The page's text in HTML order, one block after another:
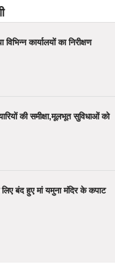
कार्यालयों का निरीक्षण
की समीक्षा,मूलभूत सुविधाओं को
बंद हुए मां यमुना मंदिर के कपाट